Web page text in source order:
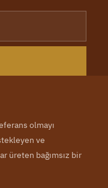
olmayı
ve
üreten bağımsız bir